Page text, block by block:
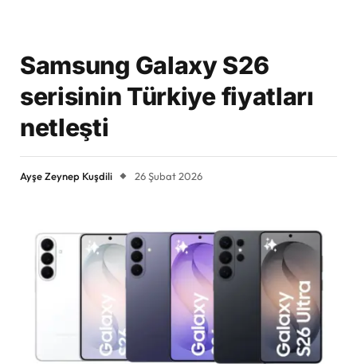
Samsung Galaxy S26
serisinin Türkiye fiyatları
netleşti
Ayşe Zeynep Kuşdili 26 Şubat 2026